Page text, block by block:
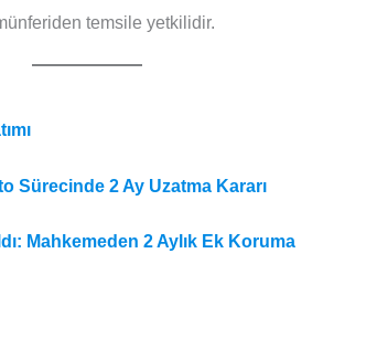
temsile yetkilidir.
Sürecinde 2 Ay Uzatma Kararı
Mahkemeden 2 Aylık Ek Koruma